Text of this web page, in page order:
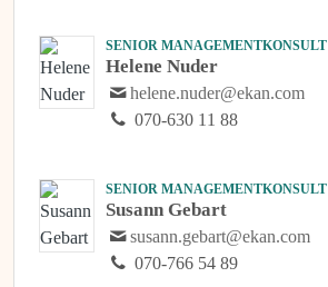
SENIOR MANAGEMENTKONSULT
Helene Nuder
helene.nuder@ekan.com
070-630 11 88
SENIOR MANAGEMENTKONSULT
Susann Gebart
susann.gebart@ekan.com
070-766 54 89